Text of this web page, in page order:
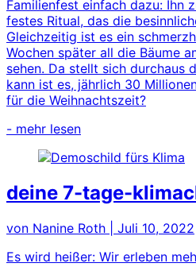
Familienfest einfach dazu: Ihn
festes Ritual, das die
Gleichzeitig ist es ein
Wochen später all die Bäume
sehen. Da stellt sich durchaus
kann ist es, jährlich 30
für die Weihnachtszeit?
- mehr lesen
deine 7-tage-
von Nanine Roth
Juli 10, 2022
Es wird heißer: Wir erleben